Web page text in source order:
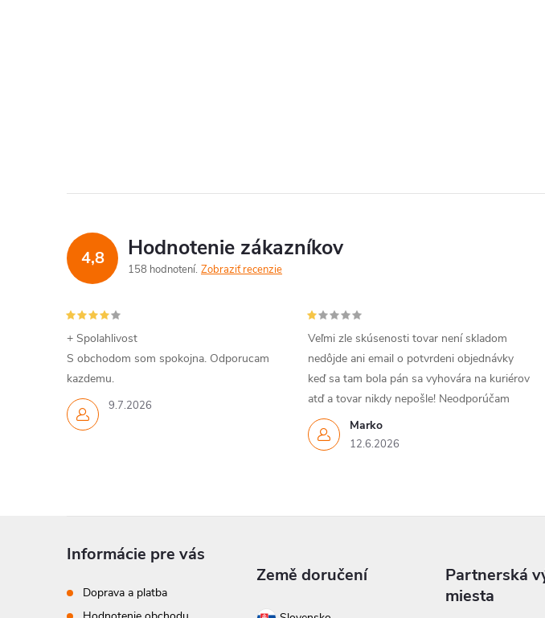
4,8 Hodnotenie zákazníkov
158 hodnotení Zobraziť recenzie
9.7.2026
+ Spolahlivost
S obchodom som spokojna. Odporucam
kazdemu.
Marko
12.6.2026
Veľmi zle skúsenosti tovar není skladom
nedôjde ani email o potvrdeni objednávky
keď sa tam bola pán sa vyhovára na kuriérov
atď a tovar nikdy nepošle! Neodporúčam
Informácie pre vás
Doprava a platba
Země doručení
Partnerská
miesta